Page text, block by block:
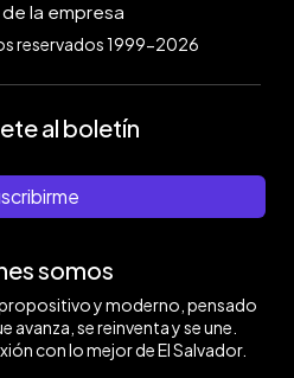
reservados 1999-2026
al boletín
somos
y moderno, pensado
avanza, se reinventa y se une.
con lo mejor de El Salvador.